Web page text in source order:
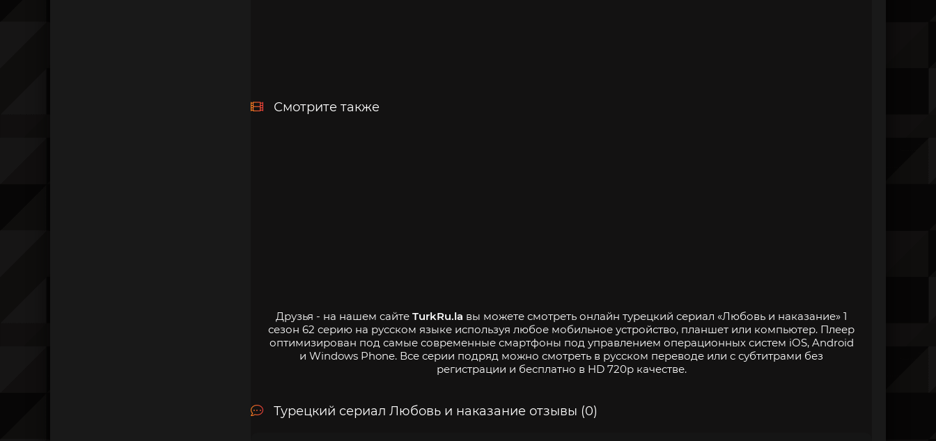
Смотрите также
Друзья - на нашем сайте TurkRu.la вы можете смотреть онлайн турецкий сериал «Любовь и наказание» 1
сезон 62 серию на русском языке используя любое мобильное устройство, планшет или компьютер. Плеер
оптимизирован под самые современные смартфоны под управлением операционных систем iOS, Android
и Windows Phone. Все серии подряд можно смотреть в русском переводе или с субтитрами без
регистрации и бесплатно в HD 720p качестве.
Турецкий сериал Любовь и наказание отзывы (0)